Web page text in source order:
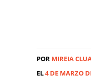
POR MIREIA
EL4 DE MARZO